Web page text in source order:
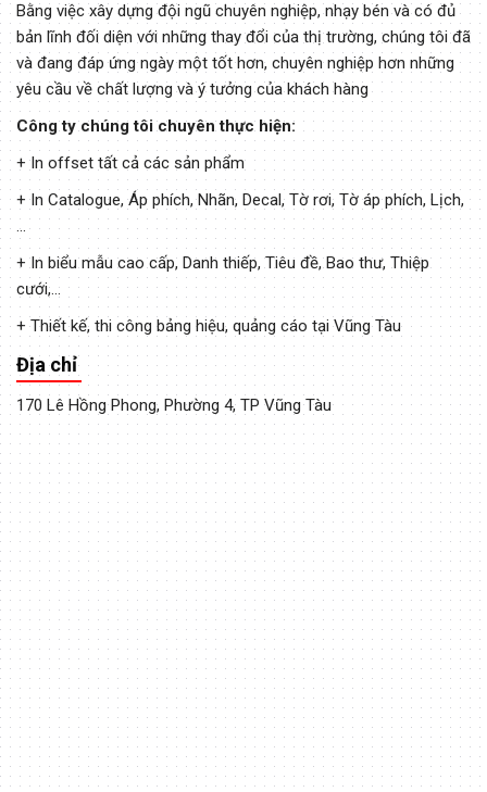
Bằng việc xây dựng đội ngũ chuyên nghiệp, nhạy bén và có đủ
bản lĩnh đối diện với những thay đổi của thị trường, chúng tôi đã
và đang đáp ứng ngày một tốt hơn, chuyên nghiệp hơn những
yêu cầu về chất lượng và ý tưởng của khách hàng
Công ty chúng tôi chuyên thực hiện:
+ In offset tất cả các sản phẩm
+ In Catalogue, Áp phích, Nhãn, Decal, Tờ rơi, Tờ áp phích, Lịch,
...
+ In biểu mẫu cao cấp, Danh thiếp, Tiêu đề, Bao thư, Thiệp
cưới,...
+ Thiết kế, thi công bảng hiệu, quảng cáo tại Vũng Tàu
Địa chỉ
170 Lê Hồng Phong, Phường 4, TP Vũng Tàu